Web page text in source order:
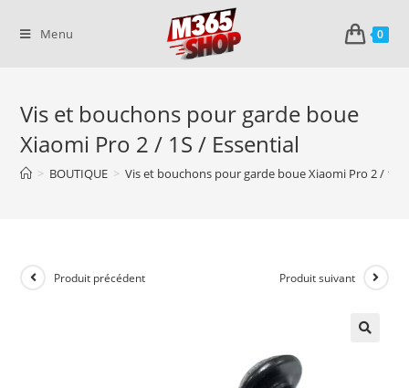
Menu 0
Vis et bouchons pour garde boue
Xiaomi Pro 2 / 1S / Essential
> BOUTIQUE > Vis et bouchons pour garde boue Xiaomi Pro 2 / 1S
Produit précédent Produit suivant